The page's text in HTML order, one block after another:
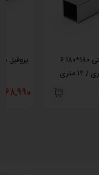
پروفیل صنعتی ۱۸۰*۱۸۰ ۶